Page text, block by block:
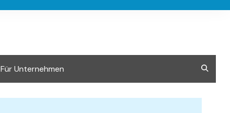
Für Unternehmen